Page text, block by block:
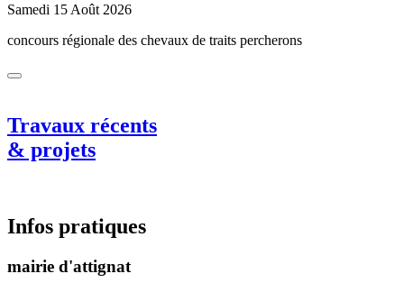
Samedi 15 Août 2026
concours régionale des chevaux de traits percherons
Travaux récents
& projets
Infos pratiques
mairie d'attignat